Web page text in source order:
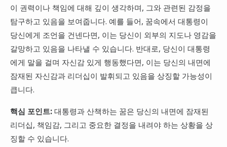
이 권력이나 책임에 대해 깊이 생각하며, 그와 관련된 감정을
탐구하고 있음을 보여줍니다. 예를 들어, 꿈속에서 대통령이
당신에게 조언을 건넨다면, 이는 당신이 외부의 지도나 영감을
갈망하고 있음을 나타낼 수 있습니다. 반대로, 당신이 대통령
에게 말을 걸며 자신감 있게 행동했다면, 이는 당신의 내면에
잠재된 자신감과 리더십이 발휘되고 있음을 상징할 가능성이
큽니다.
핵심 포인트:대통령과 산책하는 꿈은 당신의 내면에 잠재된
리더십, 책임감, 그리고 중요한 결정을 내려야 하는 상황을 상
징할 수 있습니다.